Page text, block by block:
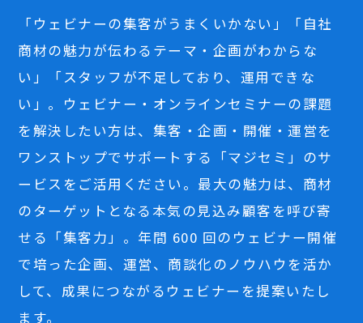
「ウェビナーの集客がうまくいかない」「自社
商材の魅力が伝わるテーマ・企画がわからな
い」「スタッフが不足しており、運用できな
い」。ウェビナー・オンラインセミナーの課題
を解決したい方は、集客・企画・開催・運営を
ワンストップでサポートする「マジセミ」のサ
ービスをご活用ください。最大の魅力は、商材
のターゲットとなる本気の見込み顧客を呼び寄
せる「集客力」。年間 600 回のウェビナー開催
で培った企画、運営、商談化のノウハウを活か
して、成果につながるウェビナーを提案いたし
ます。